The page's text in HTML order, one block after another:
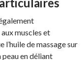
muscles et
l’huile de massage sur
en déliant